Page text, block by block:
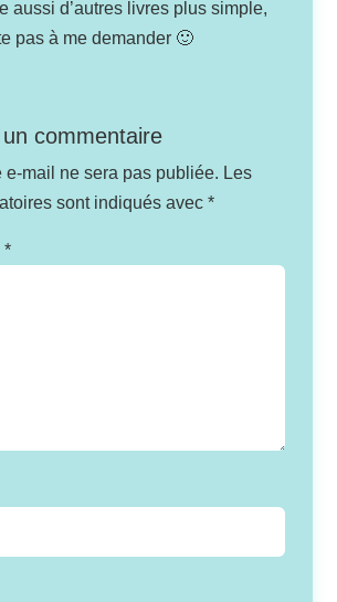
aussi d’autres livres plus simple,
pas à me demander 🙂
commentaire
e-mail ne sera pas publiée. Les
sont indiqués avec*
*